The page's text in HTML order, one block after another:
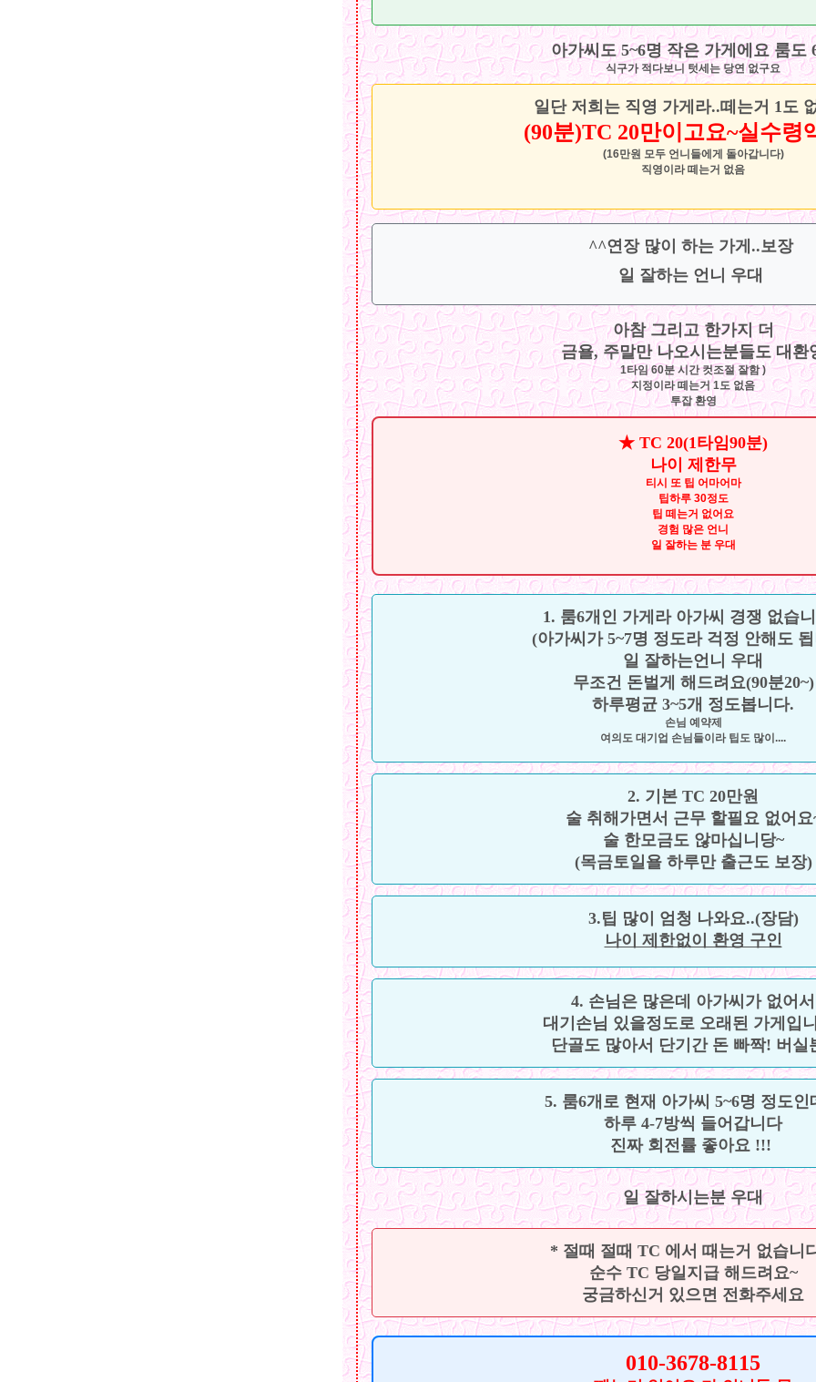
아가씨도 5~6명 작은 가게에요 룸도
식구가 적다보니 텃세는 당연 없구요
일단 저희는 직영 가게라..떼는거 1도
(90분)TC 20만이고요~실수령
(16만원 모두 언니들에게 돌아갑니다)
직영이라 떼는거 없음
^^연장 많이 하는 가게..보장
일 잘하는 언니 우대
아참 그리고 한가지 더
금욜, 주말만 나오시는분들도 대환
1타임 60분 시간 컷조절 잘함 )
지정이라 떼는거 1도 없음
투잡 환영
★ TC 20(1타임90분)
나이 제한무
티시 또 팁 어마어마
팁하루 30정도
팁 떼는거 없어요
경험 많은 언니
일 잘하는 분 우대
1. 룸6개인 가게라 아가씨 경쟁 없습
(아가씨가 5~7명 정도라 걱정 안해도
일 잘하는언니 우대
무조건 돈벌게 해드려요(90분20~)
하루평균 3~5개 정도봅니다.
손님 예약제
여의도 대기업 손님들이라 팁도 많이....
2. 기본 TC 20만원
술 취해가면서 근무 할필요 없어요
술 한모금도 않마십니당~
(목금토일욜 하루만 출근도 보장)
3.팁 많이 엄청 나와요..(장담)
나이 제한없이 환영 구인
4. 손님은 많은데 아가씨가 없어서
대기손님 있을정도로 오래된 가게입
단골도 많아서 단기간 돈 빠짝! 버실
5. 룸6개로 현재 아가씨 5~6명 정도인
하루 4-7방씩 들어갑니다
진짜 회전률 좋아요 !!!
일 잘하시는분 우대
* 절때 절때 TC 에서 때는거 없습니
순수 TC 당일지급 해드려요~
궁금하신거 있으면 전화주세요
010-3678-8115